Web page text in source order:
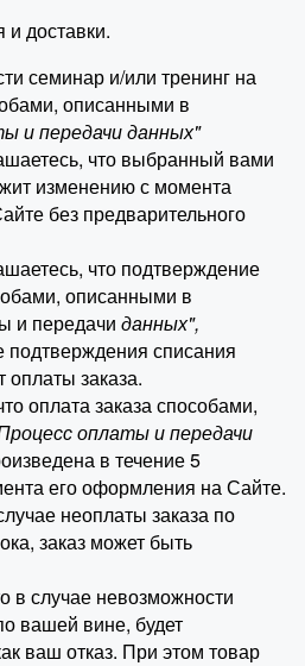
и доставки.
семинар и/или тренинг на
описанными в
и передачи данных"
что выбранный вами
изменению с момента
без предварительного
что подтверждение
описанными в
и передачи данных",
подтверждения списания
оплаты заказа.
оплата заказа способами,
оплаты и передачи
в течение 5
его оформления на Сайте.
неоплаты заказа по
заказ может быть
в случае невозможности
вашей вине, будет
ваш отказ. При этом товар